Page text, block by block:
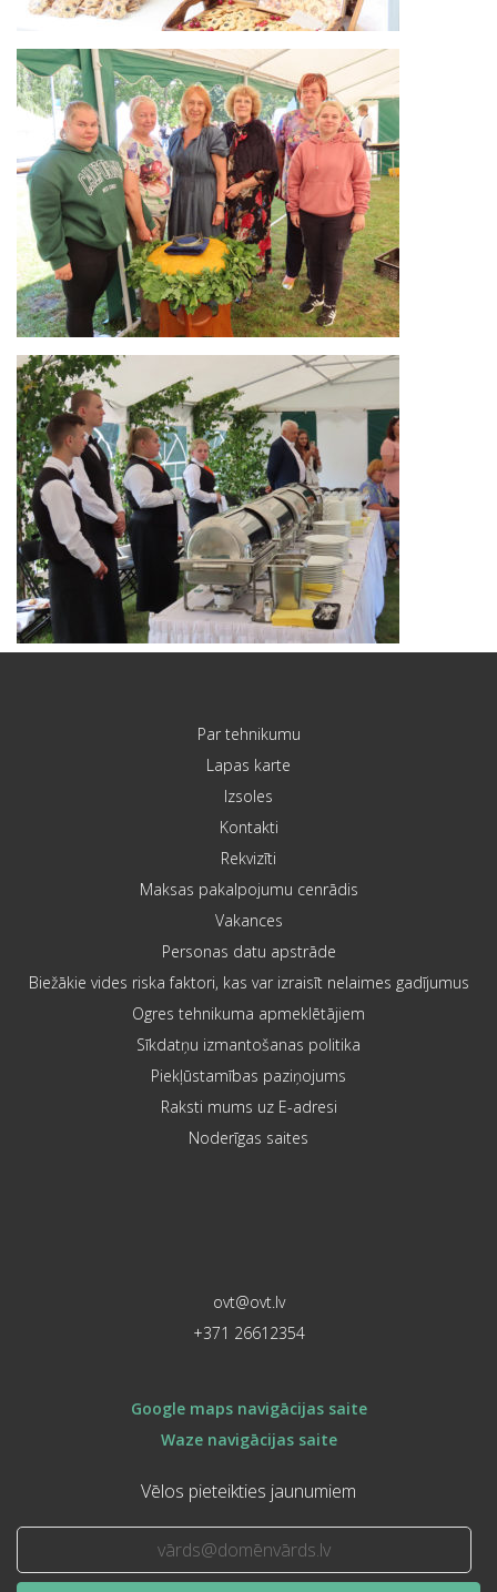
Par tehnikumu
Lapas karte
Izsoles
Kontakti
Rekvizīti
Maksas pakalpojumu cenrādis
Vakances
Personas datu apstrāde
Biežākie vides riska faktori, kas var izraisīt nelaimes gadījumus
Ogres tehnikuma apmeklētājiem
Sīkdatņu izmantošanas politika
Piekļūstamības paziņojums
Raksti mums uz E-adresi
Noderīgas saites
ovt@ovt.lv
+371 26612354
Google maps navigācijas saite
Waze navigācijas saite
Vēlos pieteikties jaunumiem